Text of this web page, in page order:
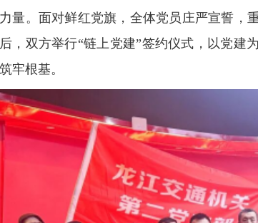
力量。面对鲜红党旗，全体党员庄严宣誓，
后，双方举行“链上党建”签约仪式，以党建
筑牢根基。